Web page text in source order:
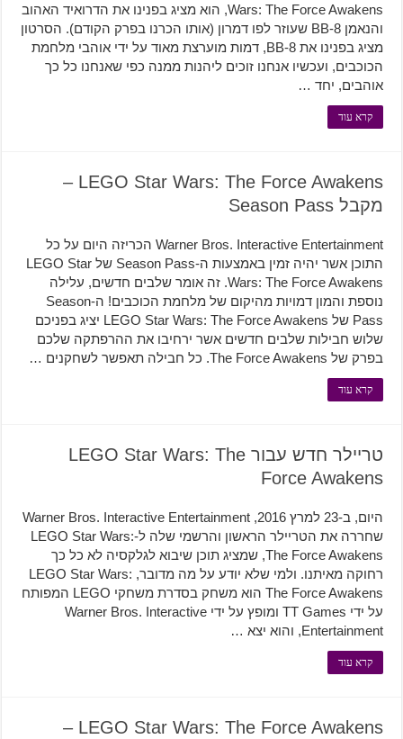
Wars: The Force Awakens, הוא מציג בפנינו את הדרואיד האהוב
והנאמן BB-8 שעוזר לפו דמרון (אותו הכרנו בפרק הקודם). הסרטון
מציג בפנינו את BB-8, דמות מוערצת מאוד על ידי אוהבי מלחמת
הכוכבים, ועכשיו אנחנו זוכים ליהנות ממנה כפי שאנחנו כל כך
אוהבים, יחד …
קרא עוד
LEGO Star Wars: The Force Awakens –
מקבל Season Pass
Warner Bros. Interactive Entertainment הכריזה היום על כל
התוכן אשר יהיה זמין באמצעות ה-Season Pass של LEGO Star
Wars: The Force Awakens. זה אומר שלבים חדשים, עלילה
נוספת והמון דמויות מהיקום של מלחמת הכוכבים! ה-Season
Pass של LEGO Star Wars: The Force Awakens יציג בפניכם
שלוש חבילות שלבים חדשים אשר ירחיבו את ההרפתקה שלכם
בפרק של The Force Awakens. כל חבילה תאפשר לשחקנים …
קרא עוד
טריילר חדש עבור LEGO Star Wars: The
Force Awakens
היום, ב-23 למרץ 2016, Warner Bros. Interactive Entertainment
שחררה את הטריילר הראשון והרשמי שלה ל-LEGO Star Wars:
The Force Awakens, שמציג תוכן שיבוא לגלקסיה לא כל כך
רחוקה מאיתנו. ולמי שלא יודע על מה מדובר, LEGO Star Wars:
The Force Awakens הוא משחק בסדרת משחקי LEGO המפותח
על ידי TT Games ומופץ על ידי Warner Bros. Interactive
Entertainment, והוא יצא …
קרא עוד
LEGO Star Wars: The Force Awakens –